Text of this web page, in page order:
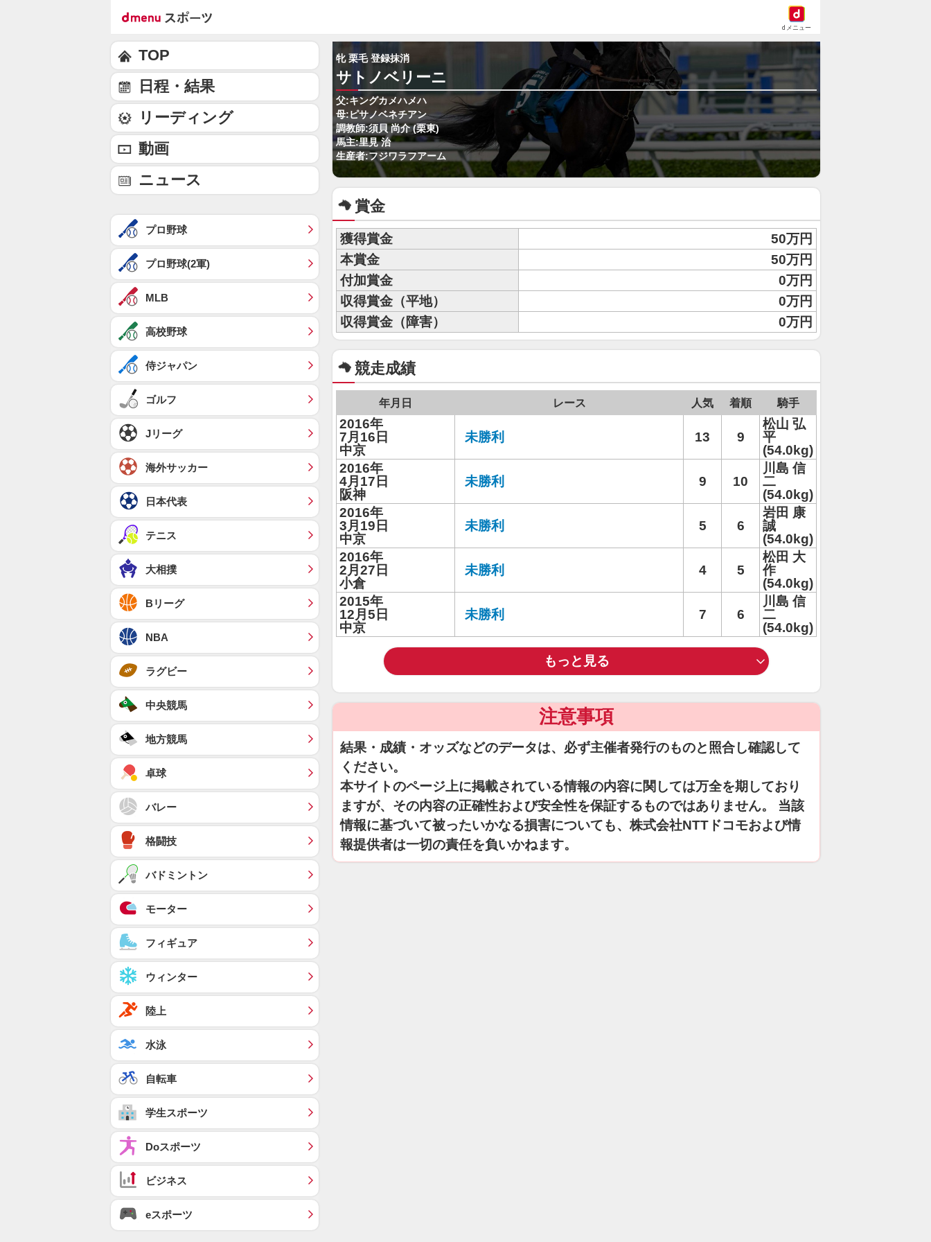
dメニュー
牝 栗毛 登録抹消
サトノベリーニ
父:キングカメハメハ
母:ピサノベネチアン
調教師:須貝 尚介 (栗東)
馬主:里見 治
生産者:フジワラフアーム
賞金
獲得賞金
50万円
本賞金
50万円
付加賞金
0万円
収得賞金（平地）
0万円
収得賞金（障害）
0万円
競走成績
年月日 レース 人気 着順 騎手
2016年
7月16日
中京
未勝利 13 9
松山 弘
平
(54.0kg)
2016年
4月17日
阪神
未勝利 9 10
川島 信
二
(54.0kg)
2016年
3月19日
中京
未勝利 5 6
岩田 康
誠
(54.0kg)
2016年
2月27日
小倉
未勝利 4 5
松田 大
作
(54.0kg)
2015年
12月5日
中京
未勝利 7 6
川島 信
二
(54.0kg)
もっと見る
注意事項
結果・成績・オッズなどのデータは、必ず主催者発行のものと照合し確認して
ください。
本サイトのページ上に掲載されている情報の内容に関しては万全を期しており
ますが、その内容の正確性および安全性を保証するものではありません。 当該
情報に基づいて被ったいかなる損害についても、株式会社NTTドコモおよび情
報提供者は一切の責任を負いかねます。
TOP
日程・結果
リーディング
動画
ニュース
プロ野球
プロ野球(2軍)
MLB
高校野球
侍ジャパン
ゴルフ
Jリーグ
海外サッカー
日本代表
テニス
大相撲
Bリーグ
NBA
ラグビー
中央競馬
地方競馬
卓球
バレー
格闘技
バドミントン
モーター
フィギュア
ウィンター
陸上
水泳
自転車
学生スポーツ
Doスポーツ
ビジネス
eスポーツ